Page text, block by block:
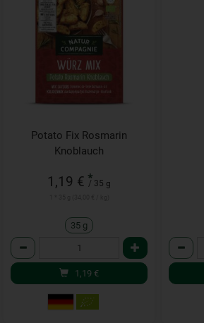
Potato Fix Rosmarin
Knoblauch
1,19 € *
/ 35 g
35 g
Anzahl
1,19 €
Anzahl